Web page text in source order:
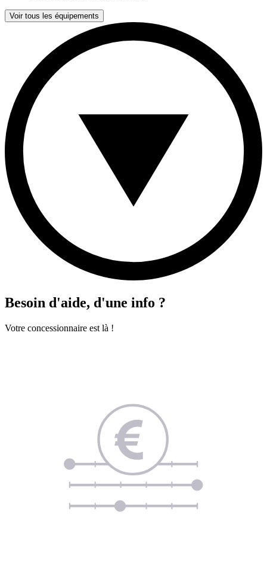
Voir tous les équipements
Besoin d'aide, d'une info ?
Votre concessionnaire est là !